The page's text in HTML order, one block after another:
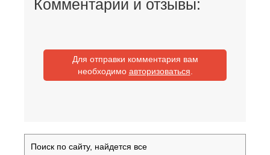
Комментарии и отзывы:
Для отправки комментария вам
необходимо авторизоваться
Поиск по сайту, найдется все